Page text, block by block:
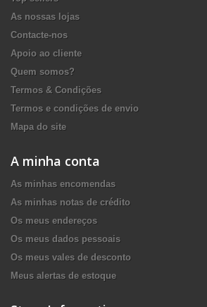
As nossas lojas
Contacte-nos
Apoio ao cliente
Quem somos?
Termos & Condições
Termos e condições de envio
Mapa do site
A minha conta
As minhas encomendas
As minhas notas de crédito
Os meus endereços
Os meus dados pessoais
Os meus vales de desconto
Meus alertas de estoque